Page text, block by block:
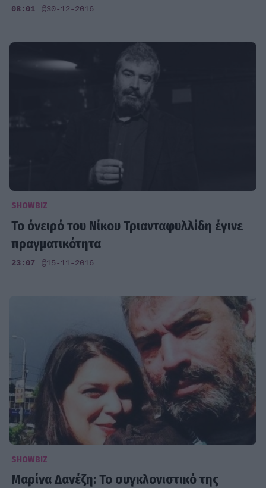
08:01 @30-12-2016
SHOWBIZ
Το όνειρό του Νίκου Τριανταφυλλίδη έγινε
πραγματικότητα
23:07 @15-11-2016
SHOWBIZ
Μαρίνα Δανέζη: Το συγκλονιστικό της